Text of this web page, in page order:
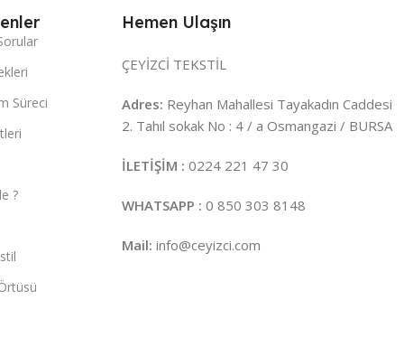
Süreci
?
Hemen Ulaşın
ÇEYİZCİ TEKSTİL
Adres: Reyhan Mahallesi Tayakadın Caddesi
2. Tahıl sokak No : 4 / a Osmangazi / BURSA
İLETİŞİM : 0224 221 47 30
WHATSAPP : 0 850 303 8148
Mail: info@ceyizci.com